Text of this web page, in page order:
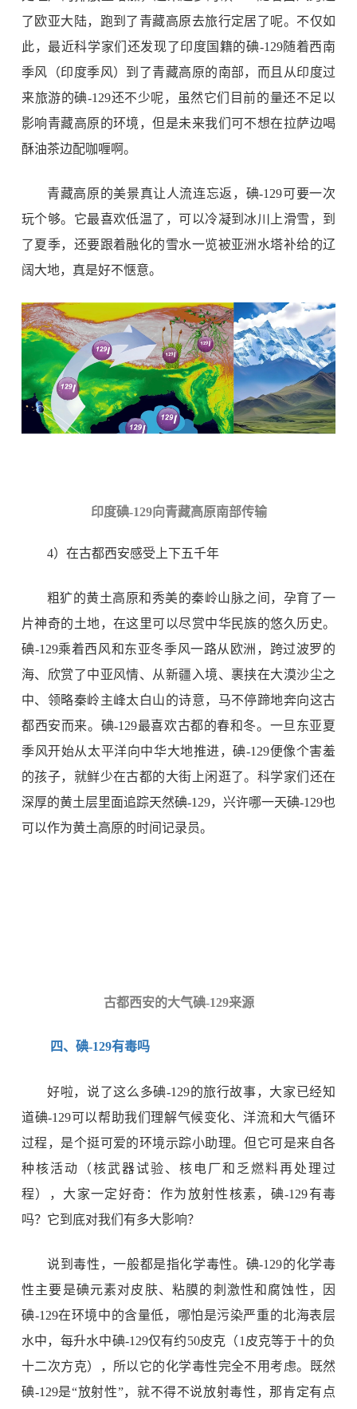
了欧亚大陆，跑到了青藏高原去旅行定居了呢。不仅如
此，最近科学家们还发现了印度国籍的碘-129随着西南
季风（印度季风）到了青藏高原的南部，而且从印度过
来旅游的碘-129还不少呢，虽然它们目前的量还不足以
影响青藏高原的环境，但是未来我们可不想在拉萨边喝
酥油茶边配咖喱啊。
青藏高原的美景真让人流连忘返，碘-129可要一次
玩个够。它最喜欢低温了，可以冷凝到冰川上滑雪，到
了夏季，还要跟着融化的雪水一览被亚洲水塔补给的辽
阔大地，真是好不惬意。
印度碘-129向青藏高原南部传输
4）在古都西安感受上下五千年
粗犷的黄土高原和秀美的秦岭山脉之间，孕育了一
片神奇的土地，在这里可以尽赏中华民族的悠久历史。
碘-129乘着西风和东亚冬季风一路从欧洲，跨过波罗的
海、欣赏了中亚风情、从新疆入境、裹挟在大漠沙尘之
中、领略秦岭主峰太白山的诗意，马不停蹄地奔向这古
都西安而来。碘-129最喜欢古都的春和冬。一旦东亚夏
季风开始从太平洋向中华大地推进，碘-129便像个害羞
的孩子，就鲜少在古都的大街上闲逛了。科学家们还在
深厚的黄土层里面追踪天然碘-129，兴许哪一天碘-129也
可以作为黄土高原的时间记录员。
古都西安的大气碘-129来源
四、碘-129有毒吗
好啦，说了这么多碘-129的旅行故事，大家已经知
道碘-129可以帮助我们理解气候变化、洋流和大气循环
过程，是个挺可爱的环境示踪小助理。但它可是来自各
种核活动（核武器试验、核电厂和乏燃料再处理过
程），大家一定好奇：作为放射性核素，碘-129有毒
吗？它到底对我们有多大影响？
说到毒性，一般都是指化学毒性。碘-129的化学毒
性主要是碘元素对皮肤、粘膜的刺激性和腐蚀性，因
碘-129在环境中的含量低，哪怕是污染严重的北海表层
水中，每升水中碘-129仅有约50皮克（1 皮克等于十的负
十二次方克），所以它的化学毒性完全不用考虑。既然
碘-129是“放射性”，就不得不说放射毒性，那肯定有点